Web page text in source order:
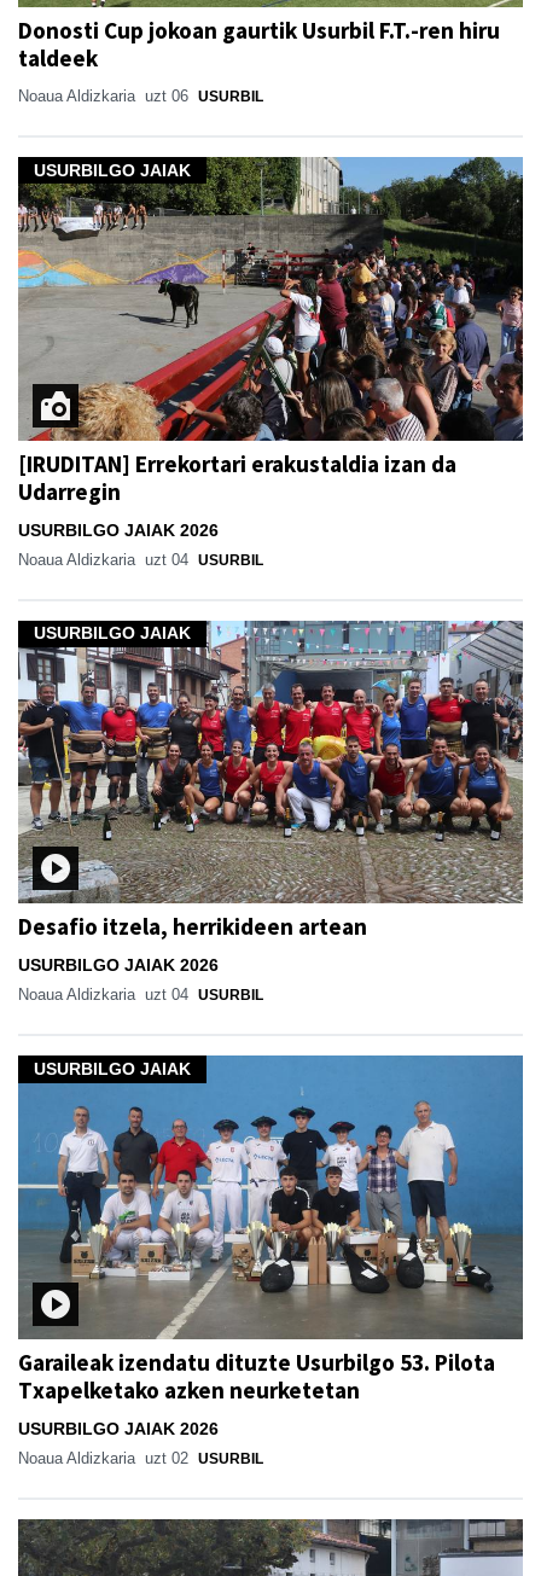
Donosti Cup jokoan gaurtik Usurbil F.T.-ren hiru
taldeek
Noaua Aldizkaria uzt 06 USURBIL
USURBILGO JAIAK
[IRUDITAN] Errekortari erakustaldia izan da
Udarregin
USURBILGO JAIAK 2026
Noaua Aldizkaria uzt 04 USURBIL
USURBILGO JAIAK
Desafio itzela, herrikideen artean
USURBILGO JAIAK 2026
Noaua Aldizkaria uzt 04 USURBIL
USURBILGO JAIAK
Garaileak izendatu dituzte Usurbilgo 53. Pilota
Txapelketako azken neurketetan
USURBILGO JAIAK 2026
Noaua Aldizkaria uzt 02 USURBIL